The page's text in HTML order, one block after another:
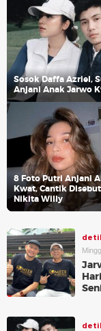
Sosok Daffa Azriel,
Anjani Anak Jarwo
8 Foto Putri Anjani
Kwat, Cantik
Nikita Willy